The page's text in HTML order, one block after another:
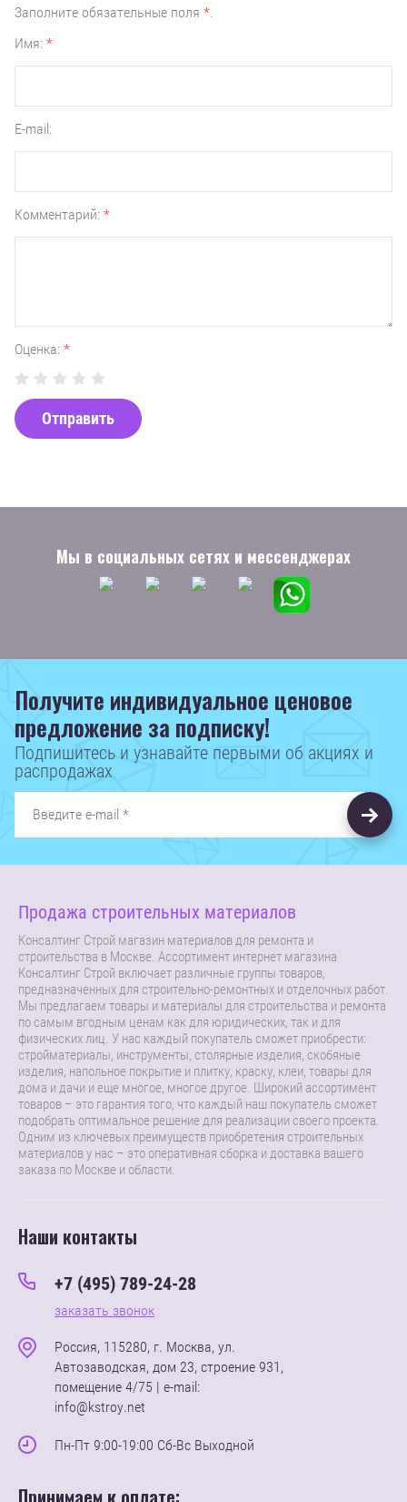
Заполните обязательные поля *
Имя: *
E-mail:
Комментарий: *
Оценка: *
Отправить
Мы в социальных сетях и мессенджерах
Получите индивидуальное ценовое
предложение за подписку!
Подпишитесь и узнавайте первыми об акциях и
распродажах
Продажа строительных материалов
Консалтинг Строй магазин материалов для ремонта и
строительства в Москве. Ассортимент интернет магазина
Консалтинг Строй включает различные группы товаров,
предназначенных для строительно-ремонтных и отделочных работ.
Мы предлагаем товары и материалы для строительства и ремонта
по самым вгодным ценам как для юридических, так и для
физических лиц. У нас каждый покупатель сможет приобрести:
стройматериалы, инструменты, столярные изделия, скобяные
изделия, напольное покрытие и плитку, краску, клеи, товары для
дома и дачи и еще многое, многое другое. Широкий ассортимент
товаров – это гарантия того, что каждый наш покупатель сможет
подобрать оптимальное решение для реализации своего проекта.
Одним из ключевых преимуществ приобретения строительных
материалов у нас – это оперативная сборка и доставка вашего
заказа по Москве и области.
Наши контакты
+7 (495) 789-24-28
заказать звонок
Россия, 115280, г. Москва, ул.
Автозаводская, дом 23, строение 931,
помещение 4/75 | e-mail:
info@kstroy.net
Пн-Пт 9:00-19:00 Сб-Вс Выходной
Принимаем к оплате: